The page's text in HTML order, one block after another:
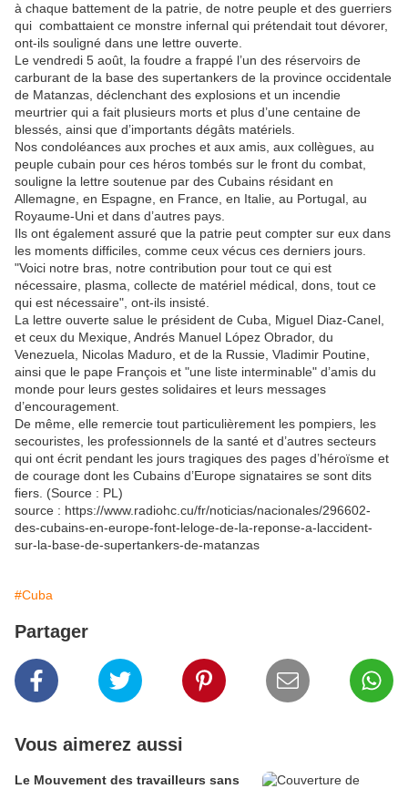
à chaque battement de la patrie, de notre peuple et des guerriers
qui combattaient ce monstre infernal qui prétendait tout dévorer,
ont-ils souligné dans une lettre ouverte.
Le vendredi 5 août, la foudre a frappé l’un des réservoirs de
carburant de la base des supertankers de la province occidentale
de Matanzas, déclenchant des explosions et un incendie
meurtrier qui a fait plusieurs morts et plus d’une centaine de
blessés, ainsi que d’importants dégâts matériels.
Nos condoléances aux proches et aux amis, aux collègues, au
peuple cubain pour ces héros tombés sur le front du combat,
souligne la lettre soutenue par des Cubains résidant en
Allemagne, en Espagne, en France, en Italie, au Portugal, au
Royaume-Uni et dans d’autres pays.
Ils ont également assuré que la patrie peut compter sur eux dans
les moments difficiles, comme ceux vécus ces derniers jours.
"Voici notre bras, notre contribution pour tout ce qui est
nécessaire, plasma, collecte de matériel médical, dons, tout ce
qui est nécessaire", ont-ils insisté.
La lettre ouverte salue le président de Cuba, Miguel Diaz-Canel,
et ceux du Mexique, Andrés Manuel López Obrador, du
Venezuela, Nicolas Maduro, et de la Russie, Vladimir Poutine,
ainsi que le pape François et "une liste interminable" d’amis du
monde pour leurs gestes solidaires et leurs messages
d’encouragement.
De même, elle remercie tout particulièrement les pompiers, les
secouristes, les professionnels de la santé et d’autres secteurs
qui ont écrit pendant les jours tragiques des pages d’héroïsme et
de courage dont les Cubains d’Europe signataires se sont dits
fiers. (Source : PL)
source : https://www.radiohc.cu/fr/noticias/nacionales/296602-
des-cubains-en-europe-font-leloge-de-la-reponse-a-laccident-
sur-la-base-de-supertankers-de-matanzas
#Cuba
Partager
Vous aimerez aussi
Le Mouvement des travailleurs sans